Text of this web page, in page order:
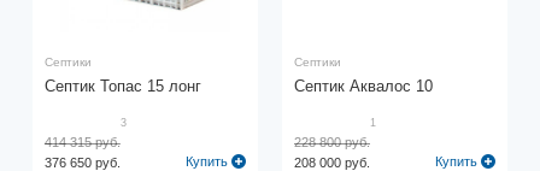
Септики
Септик Топас 15 лонг
3
376 650 руб.
414 315 руб.
Купить
Септики
Септик Аквалос 10
1
208 000 руб.
228 800 руб.
Купить